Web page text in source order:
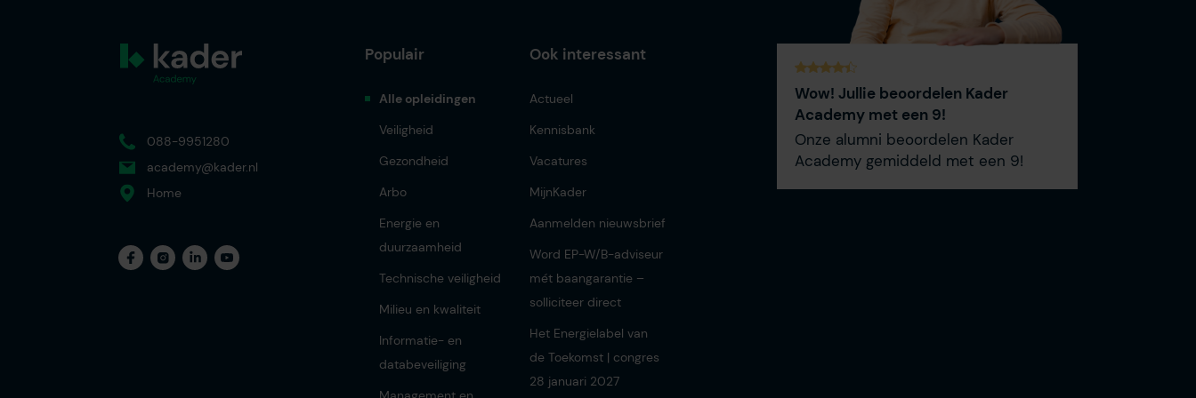
088-9951280
academy@kader.nl
Home
Populair
Alle opleidingen
Veiligheid
Gezondheid
Arbo
Energie en
duurzaamheid
Technische veiligheid
Milieu en kwaliteit
Informatie- en
databeveiliging
Ook interessant
Actueel
Kennisbank
Vacatures
MijnKader
Aanmelden nieuwsbrief
Word EP-W/B-adviseur
mét baangarantie –
solliciteer direct
Het Energielabel van
de Toekomst | congres
28 januari 2027
Wow! Jullie beoordelen Kader
Academy met een 9!
Onze alumni beoordelen Kader
Academy gemiddeld met een 9!